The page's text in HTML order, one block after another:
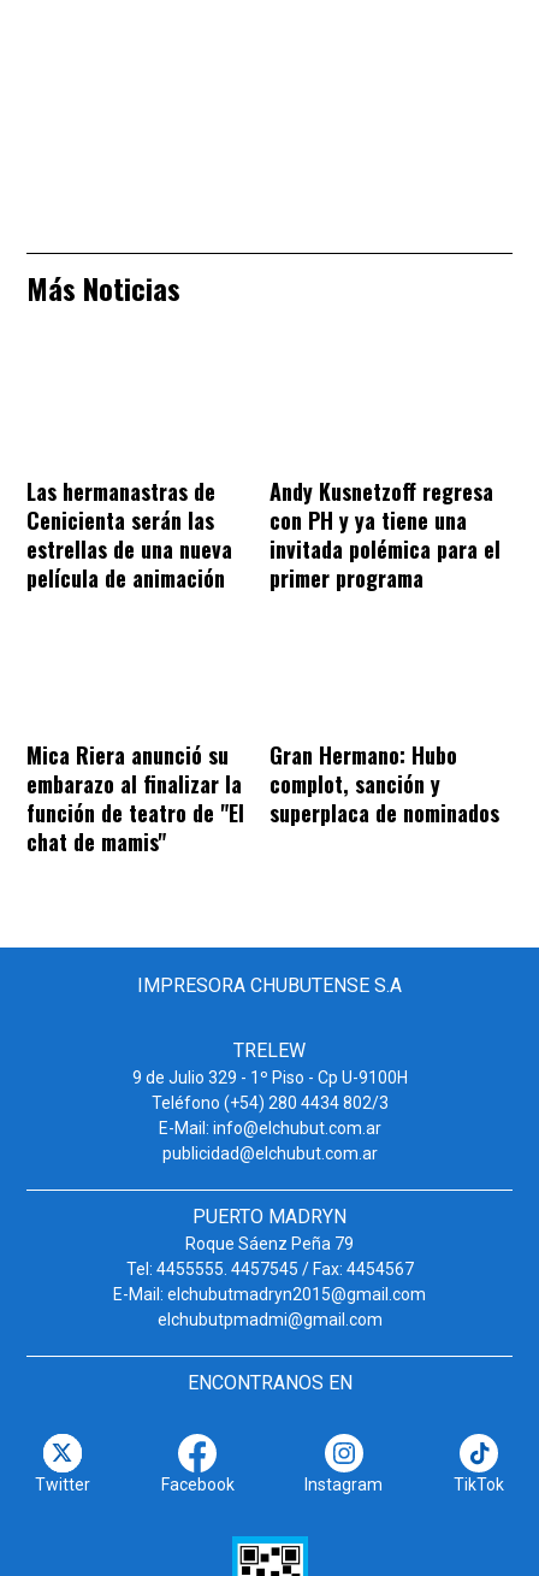
Más Noticias
Las hermanastras de
Cenicienta serán las
estrellas de una nueva
película de animación
Andy Kusnetzoff regresa
con PH y ya tiene una
invitada polémica para el
primer programa
Mica Riera anunció su
embarazo al finalizar la
función de teatro de "El
chat de mamis"
Gran Hermano: Hubo
complot, sanción y
superplaca de nominados
IMPRESORA CHUBUTENSE S.A
TRELEW
9 de Julio 329 - 1º Piso - Cp U-9100H
Teléfono (+54) 280 4434 802/3
E-Mail: info@elchubut.com.ar
publicidad@elchubut.com.ar
PUERTO MADRYN
Roque Sáenz Peña 79
Tel: 4455555. 4457545 / Fax: 4454567
E-Mail: elchubutmadryn2015@gmail.com
elchubutpmadmi@gmail.com
ENCONTRANOS EN
Twitter Facebook Instagram TikTok